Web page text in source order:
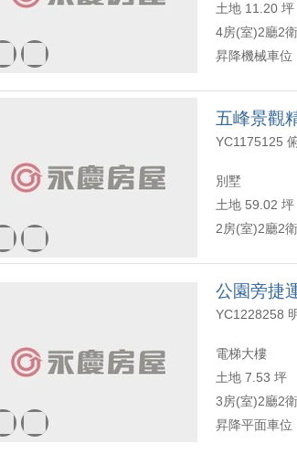
土地 11.20 坪
4房(室)2廳2衛
昇降機械車位
五峰景觀
別墅
土地 59.02 坪
2房(室)2廳2衛
公園旁捷
電梯大樓
土地 7.53 坪
3房(室)2廳2衛
昇降平面車位